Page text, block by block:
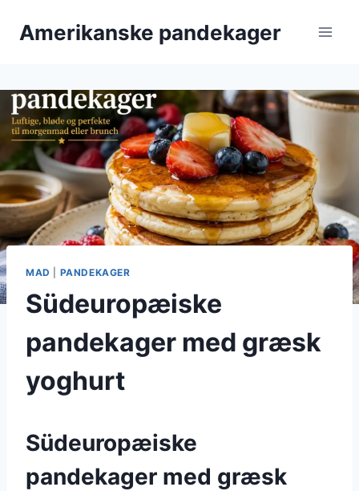
Amerikanske pandekager
MAD PANDEKAGER
Südeuropæiske
pandekager med græsk
yoghurt
Südeuropæiske
pandekager med græsk